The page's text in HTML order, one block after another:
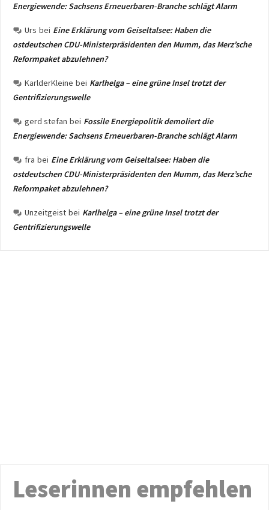
Energiewende: Sachsens Erneuerbaren-Branche schlägt Alarm
Urs bei Eine Erklärung vom Geiseltalsee: Haben die
ostdeutschen CDU-Ministerpräsidenten den Mumm, das Merz’sche
Reformpaket abzulehnen?
KarlderKleine bei Karlhelga – eine grüne Insel trotzt der
Gentrifizierungswelle
gerd stefan bei Fossile Energiepolitik demoliert die
Energiewende: Sachsens Erneuerbaren-Branche schlägt Alarm
fra bei Eine Erklärung vom Geiseltalsee: Haben die
ostdeutschen CDU-Ministerpräsidenten den Mumm, das Merz’sche
Reformpaket abzulehnen?
Unzeitgeist bei Karlhelga – eine grüne Insel trotzt der
Gentrifizierungswelle
Leserinnen empfehlen